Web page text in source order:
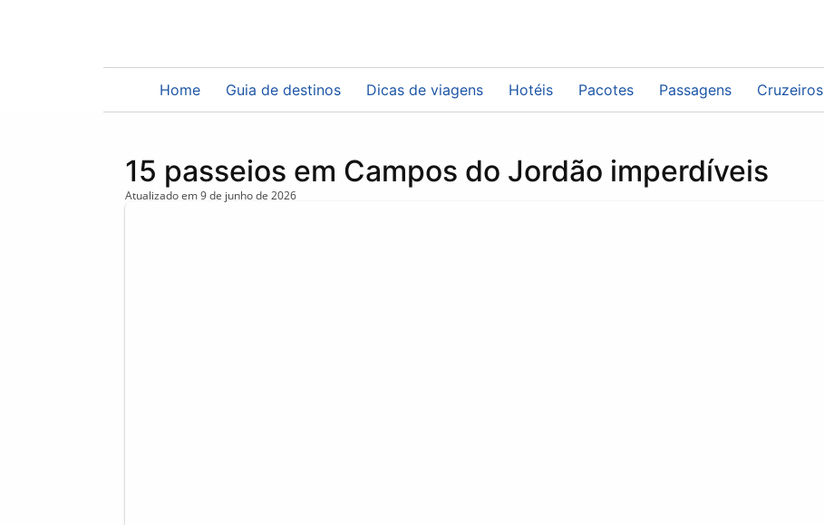
Home Guia de destinos Dicas de viagens Hotéis Pacotes Passagens Cruzeiros
15 passeios em Campos do Jordão imperdíveis
Atualizado em9 de junho de 2026